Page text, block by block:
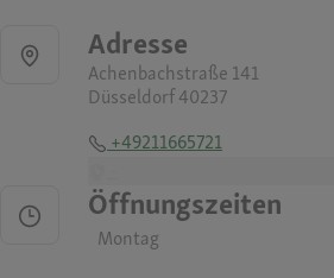
Adresse
Achenbachstraße 141
Düsseldorf 40237
+49211665721
Öffnungszeiten
Montag